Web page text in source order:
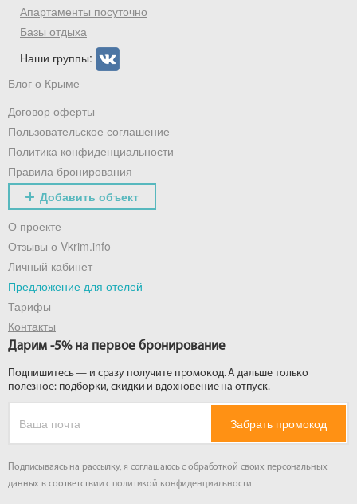
Апартаменты посуточно
Базы отдыха
Наши группы:
Блог о Крыме
Договор оферты
Пользовательское соглашение
Политика конфиденциальности
Правила бронирования
Добавить объект
О проекте
Отзывы о Vkrim.info
Личный кабинет
Предложение для отелей
Тарифы
Контакты
Дарим -5% на первое бронирование
Подпишитесь — и сразу получите промокод. А дальше только
полезное: подборки, скидки и вдохновение на отпуск.
Забрать промокод
Подписываясь на рассылку, я соглашаюсь с обработкой своих персональных
данных в соответствии с политикой конфиденциальности